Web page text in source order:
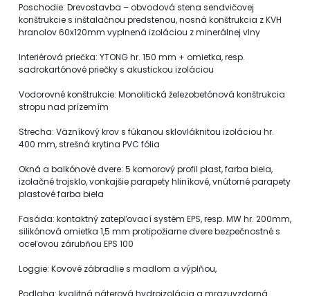
Poschodie: Drevostavba – obvodová stena sendvičovej
konštrukcie s inštalačnou predstenou, nosná konštrukcia z KVH
hranolov 60x120mm vyplnená izoláciou z minerálnej vlny
Interiérová priečka: YTONG hr. 150 mm + omietka, resp.
sadrokartónové priečky s akustickou izoláciou
Vodorovné konštrukcie: Monolitická železobetónová konštrukcia
stropu nad prízemím
Strecha: Väzníkový krov s fúkanou sklovláknitou izoláciou hr.
400 mm, strešná krytina PVC fólia
Okná a balkónové dvere: 5 komorový profil plast, farba biela,
izolačné trojsklo, vonkajšie parapety hliníkové, vnútorné parapety
plastové farba biela
Fasáda: kontaktný zatepľovací systém EPS, resp. MW hr. 200mm,
silikónová omietka 1,5 mm protipožiarne dvere bezpečnostné s
oceľovou zárubňou EPS 100
Loggie: Kovové zábradlie s madlom a výplňou,
Podlaha: kvalitná náterová hydroizolácia a mrazuvzdorná